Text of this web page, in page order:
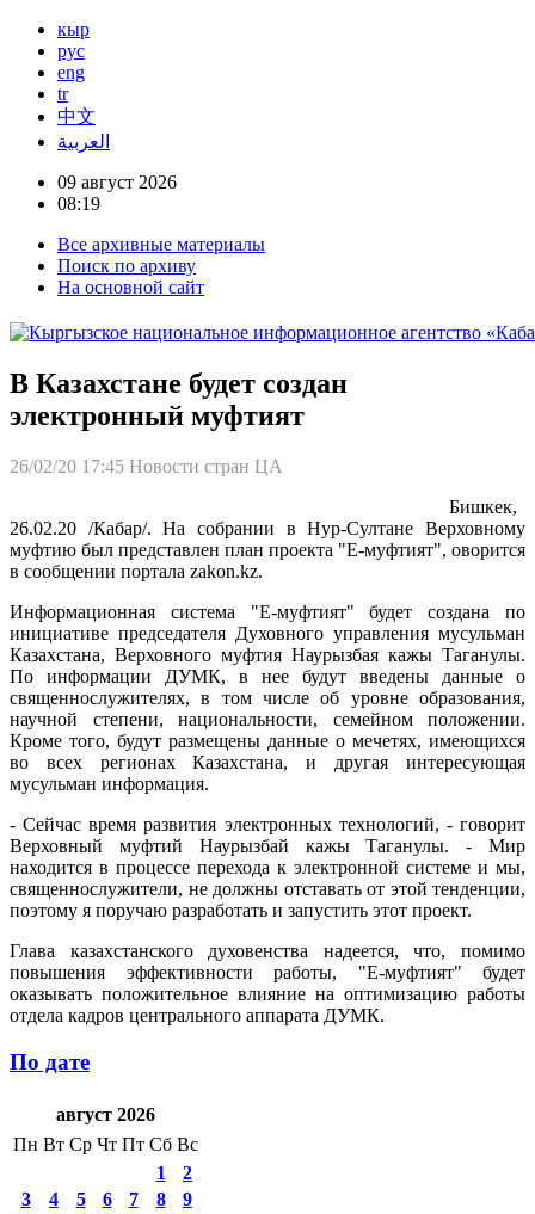
кыр
рус
eng
tr
中文
العربية
09 август 2026
08:19
Все архивные материалы
Поиск по архиву
На основной сайт
В Казахстане будет создан
электронный муфтият
26/02/20 17:45 Новости стран ЦА
Бишкек,
26.02.20 /Кабар/. На собрании в Нур-Султане Верховному
муфтию был представлен план проекта "Е-муфтият", оворится
в сообщении портала zakon.kz.
Информационная система "Е-муфтият" будет создана по
инициативе председателя Духовного управления мусульман
Казахстана, Верховного муфтия Наурызбая кажы Таганулы.
По информации ДУМК, в нее будут введены данные о
священнослужителях, в том числе об уровне образования,
научной степени, национальности, семейном положении.
Кроме того, будут размещены данные о мечетях, имеющихся
во всех регионах Казахстана, и другая интересующая
мусульман информация.
- Сейчас время развития электронных технологий, - говорит
Верховный муфтий Наурызбай кажы Таганулы. - Мир
находится в процессе перехода к электронной системе и мы,
священнослужители, не должны отставать от этой тенденции,
поэтому я поручаю разработать и запустить этот проект.
Глава казахстанского духовенства надеется, что, помимо
повышения эффективности работы, "Е-муфтият" будет
оказывать положительное влияние на оптимизацию работы
отдела кадров центрального аппарата ДУМК.
По дате
август 2026
Пн Вт Ср Чт Пт Сб Вс
1
2
3
4 5 6 7 8
9